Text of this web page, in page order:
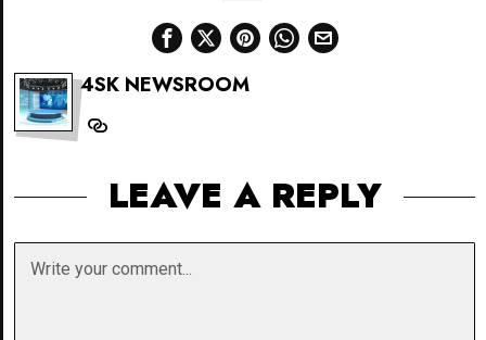
4SK NEWSROOM
LEAVE A REPLY